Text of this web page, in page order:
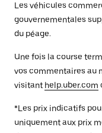
Les véhicules
gouvernementales
du péage.
Une fois la course
vos commentaires au
visitant help.uber.com
*Les prix indicatifs
uniquement aux prix